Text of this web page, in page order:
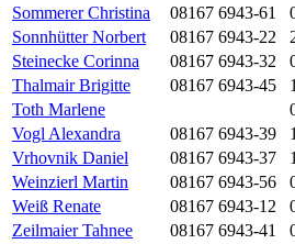
Sommerer Christina
08167 6943-61
Sonnhütter Norbert
08167 6943-22
Steinecke Corinna
08167 6943-32
Thalmair Brigitte
08167 6943-45
Toth Marlene
Vogl Alexandra
08167 6943-39
Vrhovnik Daniel
08167 6943-37
Weinzierl Martin
08167 6943-56
Weiß Renate
08167 6943-12
Zeilmaier Tahnee
08167 6943-41